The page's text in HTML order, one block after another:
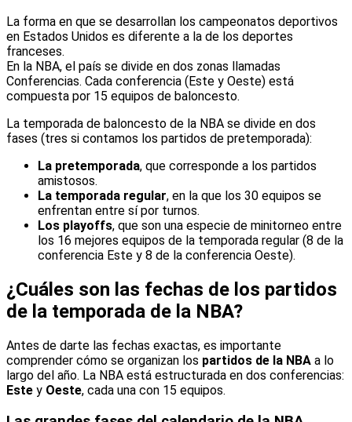
La forma en que se desarrollan los campeonatos deportivos
en Estados Unidos es diferente a la de los deportes
franceses.
En la NBA, el país se divide en dos zonas llamadas
Conferencias. Cada conferencia (Este y Oeste) está
compuesta por 15 equipos de baloncesto.
La temporada de baloncesto de la NBA se divide en dos
fases (tres si contamos los partidos de pretemporada):
La pretemporada, que corresponde a los partidos
amistosos.
La temporada regular, en la que los 30 equipos se
enfrentan entre sí por turnos.
Los playoffs, que son una especie de minitorneo entre
los 16 mejores equipos de la temporada regular (8 de la
conferencia Este y 8 de la conferencia Oeste).
¿Cuáles son las fechas de los partidos
de la temporada de la NBA?
Antes de darte las fechas exactas, es importante
comprender cómo se organizan los partidos de la NBA a lo
largo del año. La NBA está estructurada en dos conferencias:
Este y Oeste, cada una con 15 equipos.